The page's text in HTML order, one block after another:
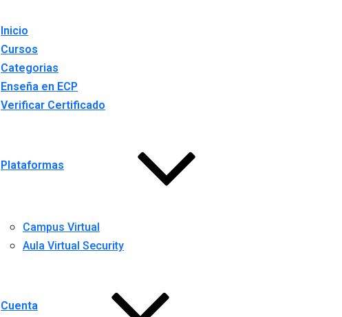
Inicio
Cursos
Categorias
Enseña en ECP
Verificar Certificado
Plataformas
Campus Virtual
Aula Virtual Security
Cuenta